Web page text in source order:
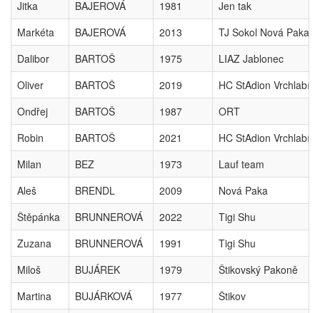
Jitka
BAJEROVÁ 1981
Jen tak
Markéta
BAJEROVÁ 2013
TJ Sokol Nová Paka
Dalibor
BARTOŠ 1975
LIAZ Jablonec
Oliver
BARTOŠ 2019
HC StAdion Vrchlabí
Ondřej
BARTOŠ 1987
ORT
Robin
BARTOŠ 2021
HC StAdion Vrchlabí
Milan
BEZ 1973
Lauf team
Aleš
BRENDL 2009
Nová Paka
Štěpánka
BRUNNEROVÁ 2022
Tigi Shu
Zuzana
BRUNNEROVÁ 1991
Tigi Shu
Miloš
BUJÁREK 1979
Štikovský Pakoně
Martina
BUJÁRKOVÁ 1977
Štikov